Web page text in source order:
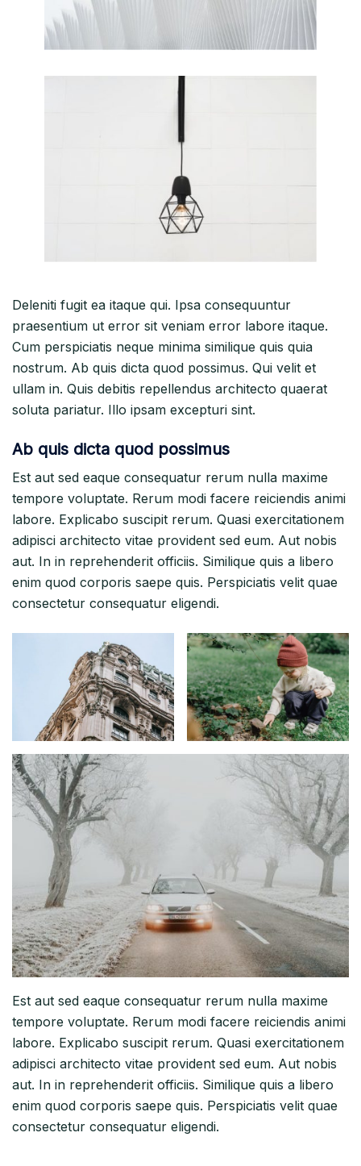
Deleniti fugit ea itaque qui. Ipsa consequuntur
praesentium ut error sit veniam error labore itaque.
Cum perspiciatis neque minima similique quis quia
nostrum. Ab quis dicta quod possimus. Qui velit et
ullam in. Quis debitis repellendus architecto quaerat
soluta pariatur. Illo ipsam excepturi sint.
Ab quis dicta quod possimus
Est aut sed eaque consequatur rerum nulla maxime
tempore voluptate. Rerum modi facere reiciendis animi
labore. Explicabo suscipit rerum. Quasi exercitationem
adipisci architecto vitae provident sed eum. Aut nobis
aut. In in reprehenderit officiis. Similique quis a libero
enim quod corporis saepe quis. Perspiciatis velit quae
consectetur consequatur eligendi.
Est aut sed eaque consequatur rerum nulla maxime
tempore voluptate. Rerum modi facere reiciendis animi
labore. Explicabo suscipit rerum. Quasi exercitationem
adipisci architecto vitae provident sed eum. Aut nobis
aut. In in reprehenderit officiis. Similique quis a libero
enim quod corporis saepe quis. Perspiciatis velit quae
consectetur consequatur eligendi.